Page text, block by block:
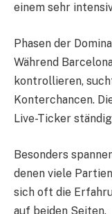
einem sehr
Phasen der
Während
kontrollieren,
Konterchancen.
Live-Ticker
Besonders
denen viele
sich oft die
auf beiden Seiten.